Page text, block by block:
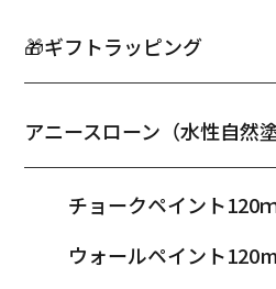
🎁ギフトラッピング
アニースローン（水性自然
チョークペイント120
ウォールペイント